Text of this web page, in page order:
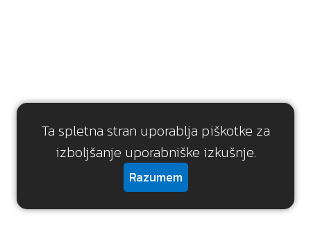
Ta spletna stran uporablja piškotke za
izboljšanje uporabniške izkušnje.
Razumem